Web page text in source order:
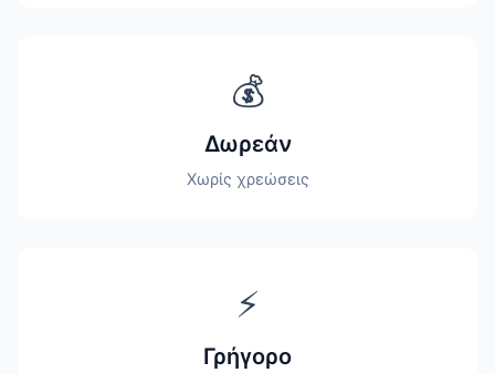
💰
Δωρεάν
Χωρίς χρεώσεις
⚡
Γρήγορο